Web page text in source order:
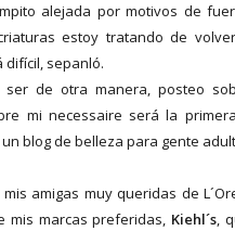
alejada por motivos de
estoy tratando de
difícil, sepanló.
de otra manera, posteo
mi necessaire será la
blog de belleza para gente
amigas muy queridas de
mis marcas preferidas, Kiehl´s,